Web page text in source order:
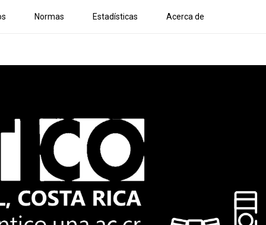
Normas Estadísticas Acerca de